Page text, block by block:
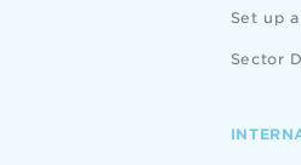
Set up
Sector